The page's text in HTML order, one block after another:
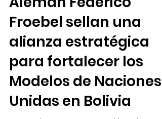
La ANUB y el Colegio
Alemán Federico
Froebel sellan una
alianza estratégica
para fortalecer los
Modelos de Naciones